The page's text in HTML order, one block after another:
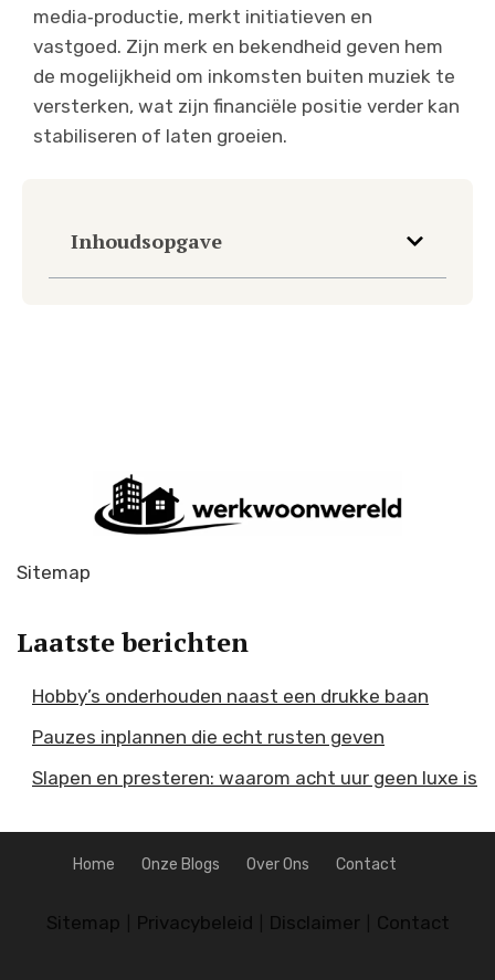
media‑productie, merkt initiatieven en
vastgoed. Zijn merk en bekendheid geven hem
de mogelijkheid om inkomsten buiten muziek te
versterken, wat zijn financiële positie verder kan
stabiliseren of laten groeien.
Inhoudsopgave
Sitemap
Laatste berichten
Hobby’s onderhouden naast een drukke baan
Pauzes inplannen die echt rusten geven
Slapen en presteren: waarom acht uur geen luxe is
Home Onze Blogs Over Ons Contact
Sitemap Privacybeleid Disclaimer| Contact